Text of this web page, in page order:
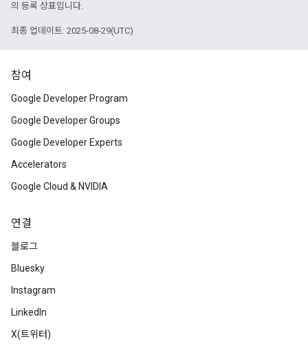
의 등록 상표입니다.
최종 업데이트: 2025-08-29(UTC)
참여
Google Developer Program
Google Developer Groups
Google Developer Experts
Accelerators
Google Cloud & NVIDIA
연결
블로그
Bluesky
Instagram
LinkedIn
X(트위터)